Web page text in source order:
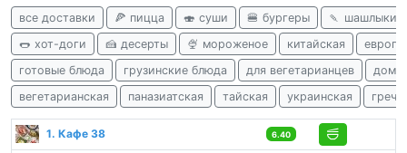
все доставки 🍕 пицца 🍣 суши 🍔 бургеры
🍡 шашлыки
🌭 хот-доги
🍰 десерты 🍨 мороженое китайская
готовые блюда
грузинские блюда для вегетарианцев
вегетарианская
паназиатская тайская украинская
1. Кафе 38 6.40